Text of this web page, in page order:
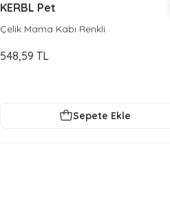
KERBL Pet
Çelik Mama Kabı Renkli
548,59 TL
Sepete Ekle